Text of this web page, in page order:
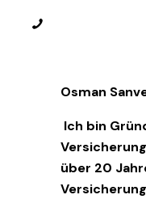
phone
Osman
Ich bin
über 20